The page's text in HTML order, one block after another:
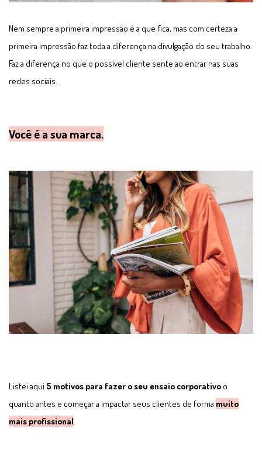
Nem sempre a primeira impressão é a que fica, mas com certeza a
primeira impressão faz toda a diferença na divulgação do seu trabalho.
Faz a diferença no que o possível cliente sente ao entrar nas suas
redes sociais.
Você é a sua marca.
Listei aqui 5 motivos para fazer o seu ensaio corporativo o
quanto antes e começar a impactar seus clientes de forma muito
mais profissional.